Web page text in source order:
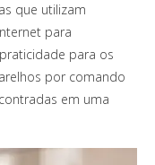
que utilizam
para
para os
por comando
em uma